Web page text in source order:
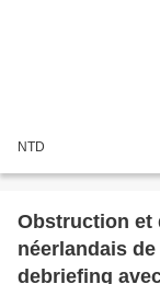
NTD
Obstruction et
néerlandais
debriefing